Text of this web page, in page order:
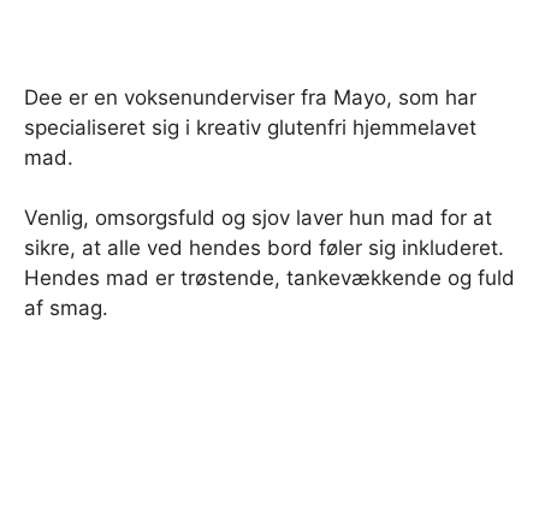
Dee er en voksenunderviser fra Mayo, som har
specialiseret sig i kreativ glutenfri hjemmelavet
mad.
Venlig, omsorgsfuld og sjov laver hun mad for at
sikre, at alle ved hendes bord føler sig inkluderet.
Hendes mad er trøstende, tankevækkende og fuld
af smag.